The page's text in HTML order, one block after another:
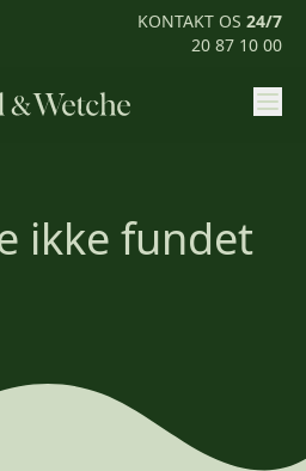
KONTAKT OS 24/7
20 87 10 00
os
ikke fundet